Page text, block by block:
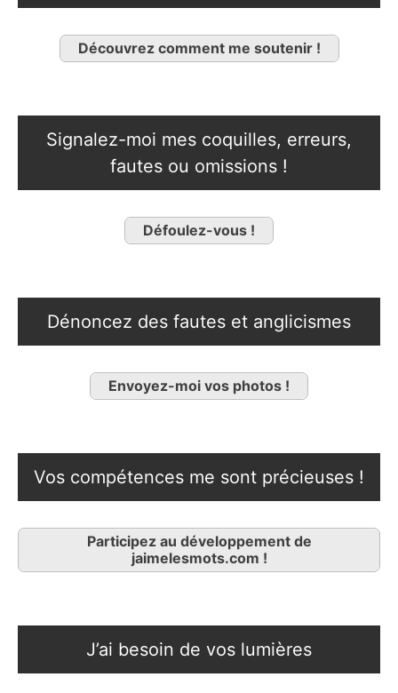
Découvrez comment me soutenir !
Signalez-moi mes coquilles, erreurs,
fautes ou omissions !
Défoulez-vous !
Dénoncez des fautes et anglicismes
Envoyez-moi vos photos !
Vos compétences me sont précieuses !
Participez au développement de
jaimelesmots.com !
J’ai besoin de vos lumières